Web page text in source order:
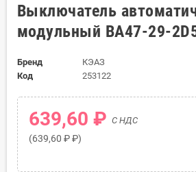
Выключатель
модульный ВА47-29-
Бренд
КЭАЗ
Код
253122
639,60 ₽ С НДС
(639,60 ₽ ₽)